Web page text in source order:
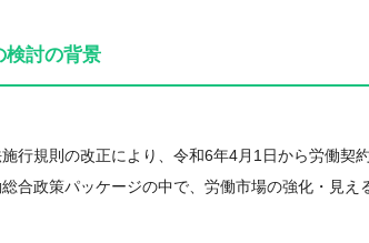
検討の背景
施行規則の改正により、令和6年4月1日から労働契
総合政策パッケージの中で、労働市場の強化・見え